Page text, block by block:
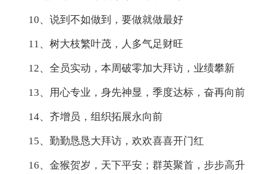
10、说到不如做到，要做就做最好
11、树大枝繁叶茂，人多气足财旺
12、全员实动，本周破零加大拜访，业绩攀新
13、用心专业，身先神显，季度达标，奋再向前
14、齐增员，组织拓展永向前
15、勤勤恳恳大拜访，欢欢喜喜开门红
16、金猴贺岁，天下平安；群英聚首，步步高升